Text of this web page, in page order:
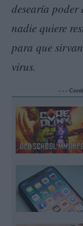
desearía
nadie quiere
para que
virus.
- - -